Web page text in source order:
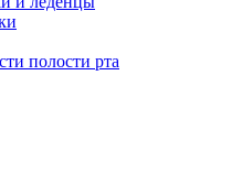
полости рта